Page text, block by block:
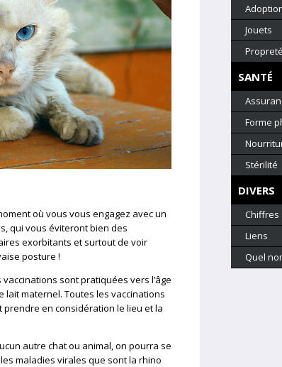
où vous vous engagez avec un
qui vous éviteront bien des
exorbitants et surtout de voir
posture !
sont pratiquées vers l’âge
lait maternel. Toutes les vaccinations
en considération le lieu et la
autre chat ou animal, on pourra se
maladies virales que sont la rhino
Jouets
Propreté
SANTÉ
Forme
Stérilité
DIVERS
Chiffres
Liens
Quel